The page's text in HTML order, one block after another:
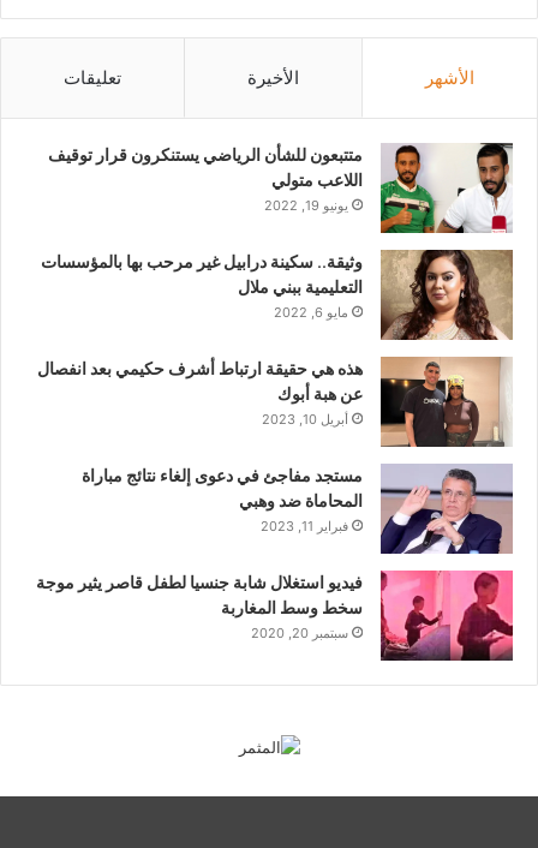
الأشهر الأخيرة تعليقات
متتبعون للشأن الرياضي يستنكرون قرار توقيف
اللاعب متولي
يونيو 19, 2022
وثيقة.. سكينة درابيل غير مرحب بها بالمؤسسات
التعليمية ببني ملال
مايو 6, 2022
هذه هي حقيقة ارتباط أشرف حكيمي بعد انفصال
عن هبة أبوك
أبريل 10, 2023
مستجد مفاجئ في دعوى إلغاء نتائج مباراة
المحاماة ضد وهبي
فبراير 11, 2023
فيديو استغلال شابة جنسيا لطفل قاصر يثير موجة
سخط وسط المغاربة
سبتمبر 20, 2020